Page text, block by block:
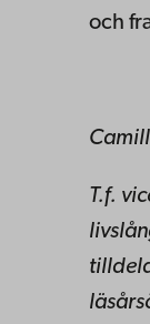
och
T.f.